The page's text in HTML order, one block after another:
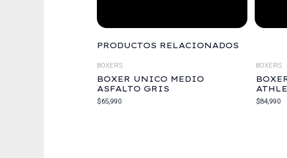
PRODUCTOS RELACIONADOS
BOXERS
BOXER UNICO MEDIO
ASFALTO GRIS
$65,990
BOXERS
$84,990